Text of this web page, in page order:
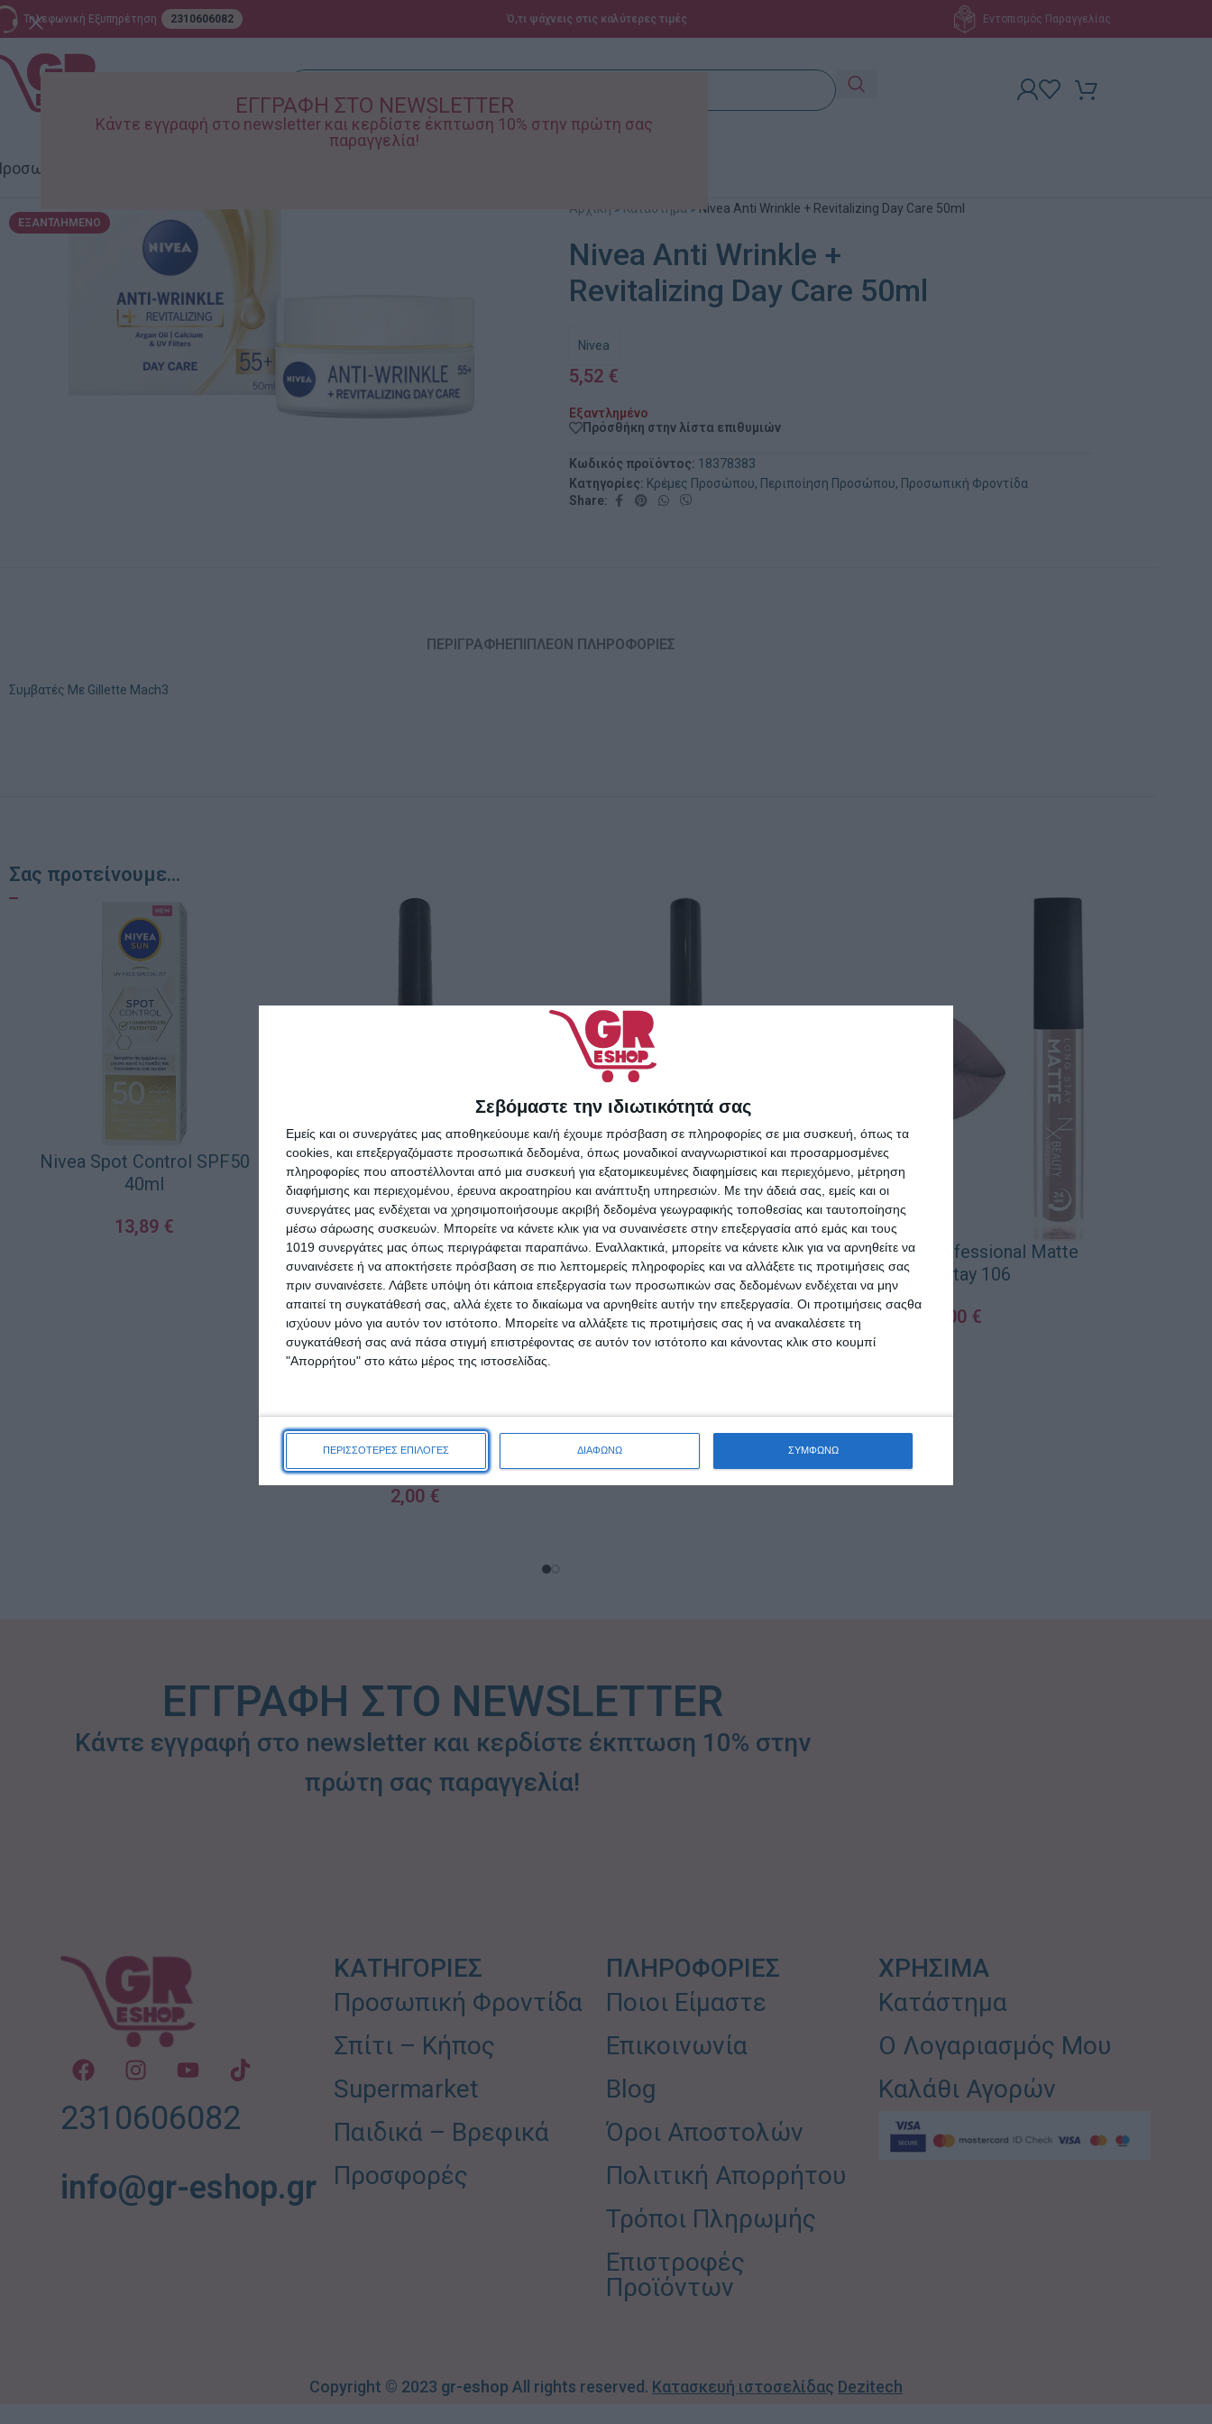
ΕΓΓΡΑΦΗ ΣΤΟ NEWSLETTER
Κάντε εγγραφή στο newsletter και κερδίστε έκπτωση 10% στην πρώτη σας
παραγγελία!
Σεβόμαστε την ιδιωτικότητά σας
Εμείς και οι συνεργάτες μας αποθηκεύουμε και/ή έχουμε πρόσβαση σε πληροφορίες σε μια συσκευή, όπως τα
cookies, και επεξεργαζόμαστε προσωπικά δεδομένα, όπως μοναδικοί αναγνωριστικοί και προσαρμοσμένες
πληροφορίες που αποστέλλονται από μια συσκευή για εξατομικευμένες διαφημίσεις και περιεχόμενο, μέτρηση
διαφήμισης και περιεχομένου, έρευνα ακροατηρίου και ανάπτυξη υπηρεσιών. Με την άδειά σας, εμείς και οι
συνεργάτες μας ενδέχεται να χρησιμοποιήσουμε ακριβή δεδομένα γεωγραφικής τοποθεσίας και ταυτοποίησης
μέσω σάρωσης συσκευών. Μπορείτε να κάνετε κλικ για να συναινέσετε στην επεξεργασία από εμάς και τους
1019 συνεργάτες μας όπως περιγράφεται παραπάνω. Εναλλακτικά, μπορείτε να κάνετε κλικ για να αρνηθείτε να
συναινέσετε ή να αποκτήσετε πρόσβαση σε πιο λεπτομερείς πληροφορίες και να αλλάξετε τις προτιμήσεις σας
πριν συναινέσετε. Λάβετε υπόψη ότι κάποια επεξεργασία των προσωπικών σας δεδομένων ενδέχεται να μην
απαιτεί τη συγκατάθεσή σας, αλλά έχετε το δικαίωμα να αρνηθείτε αυτήν την επεξεργασία. Οι προτιμήσεις σαςθα
ισχύουν μόνο για αυτόν τον ιστότοπο. Μπορείτε να αλλάξετε τις προτιμήσεις σας ή να ανακαλέσετε τη
συγκατάθεσή σας ανά πάσα στιγμή επιστρέφοντας σε αυτόν τον ιστότοπο και κάνοντας κλικ στο κουμπί
"Απορρήτου" στο κάτω μέρος της ιστοσελίδας.
ΠΕΡΙΣΣΟΤΕΡΕΣ ΕΠΙΛΟΓΕΣ ΔΙΑΦΩΝΩ ΣΥΜΦΩΝΩ
Τηλεφωνική Εξυπηρέτηση 2310606082 Ό,τι ψάχνεις στις καλύτερες τιμές Εντοπισμός Παραγγελίας
Φροντίδα
ΕΞΑΝΤΛΗΜΈΝΟ
Αρχική » Κατάστημα » Nivea Anti Wrinkle + Revitalizing Day Care 50ml
Nivea Anti Wrinkle +
Revitalizing Day Care 50ml
Nivea
5,52 €
Εξαντλημένο
Πρόσθήκη στην λίστα επιθυμιών
Κωδικός προϊόντος: 18378383
Κατηγορίες: Κρέμες Προσώπου, Περιποίηση Προσώπου, Προσωπική Φροντίδα
Share:
ΠΕΡΙΓΡΑΦΉ ΕΠΙΠΛΈΟΝ ΠΛΗΡΟΦΟΡΊΕΣ
Συμβατές Με Gillette Mach3
Σας προτείνουμε...
Nivea Spot Control SPF50
40ml
13,89 €
NX Beauty Professional Lip
Pencil 206 Modern Mauve
2,00 €
2,00
NX Beauty Professional Matte
Longstay 106
4,00 €
ΠΡΟΣΘΉΚΗ ΣΤΟ ΚΑΛΆΘΙ
ΕΓΓΡΑΦΗ ΣΤΟ NEWSLETTER
Κάντε εγγραφή στο newsletter και κερδίστε έκπτωση 10% στην
πρώτη σας παραγγελία!
2310606082
info@gr-eshop.gr
ΚΑΤΗΓΟΡΙΕΣ
Προσωπική Φροντίδα
Σπίτι – Κήπος
Supermarket
Παιδικά – Βρεφικά
Προσφορές
ΠΛΗΡΟΦΟΡΙΕΣ
Ποιοι Είμαστε
Επικοινωνία
Blog
Όροι Αποστολών
Πολιτική Απορρήτου
Τρόποι Πληρωμής
Επιστροφές
Προϊόντων
ΧΡΗΣΙΜΑ
Κατάστημα
Ο Λογαριασμός Μου
Καλάθι Αγορών
Copyright © 2023 gr-eshop All rights reserved. Κατασκευή ιστοσελίδας Dezitech